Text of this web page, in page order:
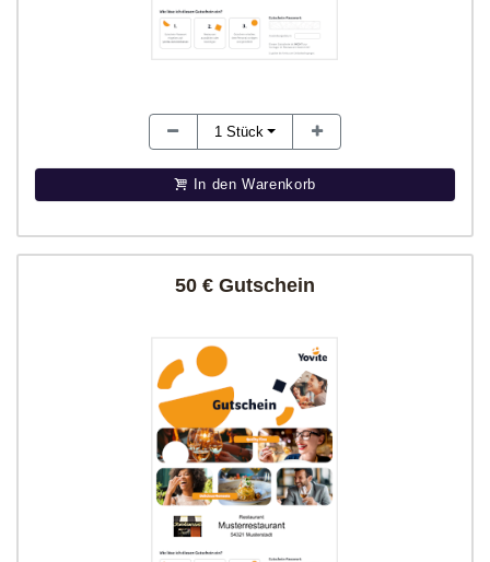
1 Stück
In den Warenkorb
50 € Gutschein